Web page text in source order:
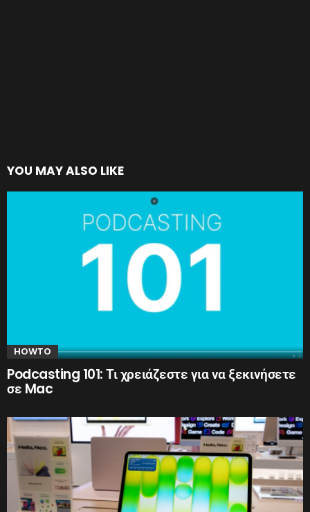
YOU MAY ALSO LIKE
HOWTO
Podcasting 101: Τι χρειάζεστε για να ξεκινήσετε
σε Mac